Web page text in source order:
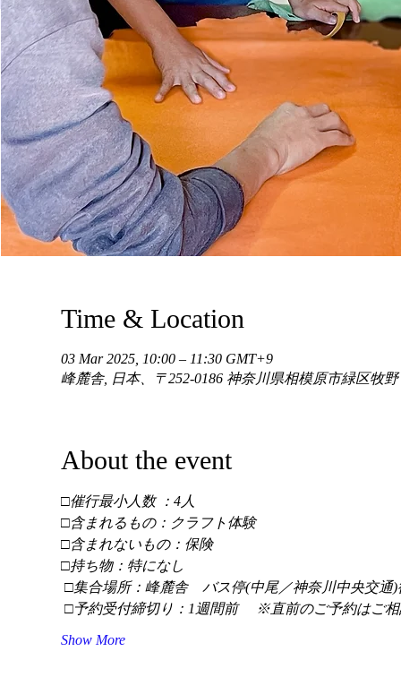
Time & Location
03 Mar 2025, 10:00 – 11:30 GMT+9
峰麓舎, 日本、〒252-0186 神奈川県相模原市緑区牧
About the event
□催行最小人数 ：4人
□含まれるもの：クラフト体験
□含まれないもの：保険
□持ち物：特になし
□集合場所：峰麓舎　バス停(中尾／神奈川中央交通)
□予約受付締切り：1週間前 　※直前のご予約はご
Show More